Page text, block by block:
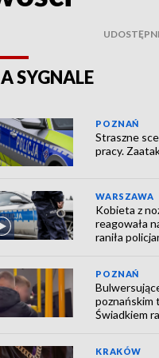
SYGNALE
POZNAŃ
Straszne
pracy.
WARSZAWA
Kobieta z
reagowała
raniła
POZNAŃ
poznańskim
Świadkiem
KRAKÓW